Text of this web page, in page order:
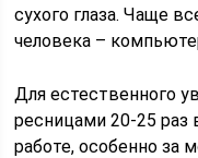
сухого глаза. Чаще
человека –
Для естественного
ресницами 20-25 раз
работе, особенно за